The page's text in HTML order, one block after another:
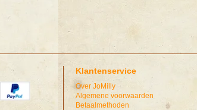
Klantenservice
Over JoMilly
Algemene voorwaarden
Betaalmethoden